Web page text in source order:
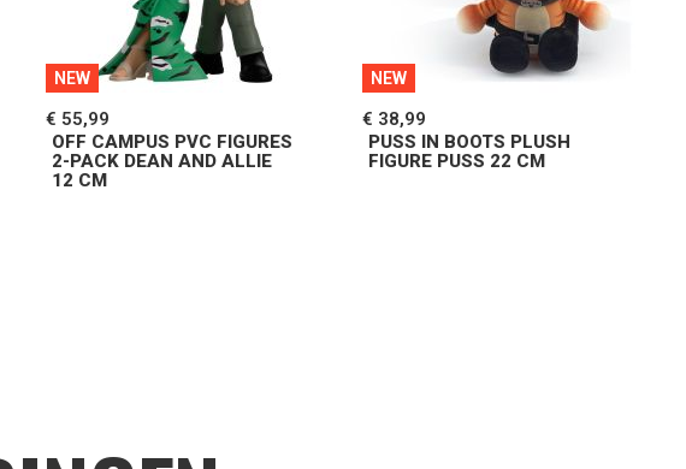
NEW
OFF CAMPUS PVC FIGURES
2-PACK DEAN AND ALLIE
12 CM
€ 55,99
NEW
PUSS IN BOOTS PLUSH
FIGURE PUSS 22 CM
€ 38,99